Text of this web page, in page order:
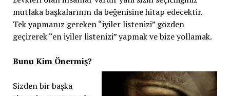
mutlaka başkalarının da beğenisine hitap edecektir.
Tek yapmanız gereken “iyiler listenizi” gözden
geçirerek “en iyiler listenizi” yapmak ve bize yollamak.
Bunu Kim Önermiş?
Sizden bir başka